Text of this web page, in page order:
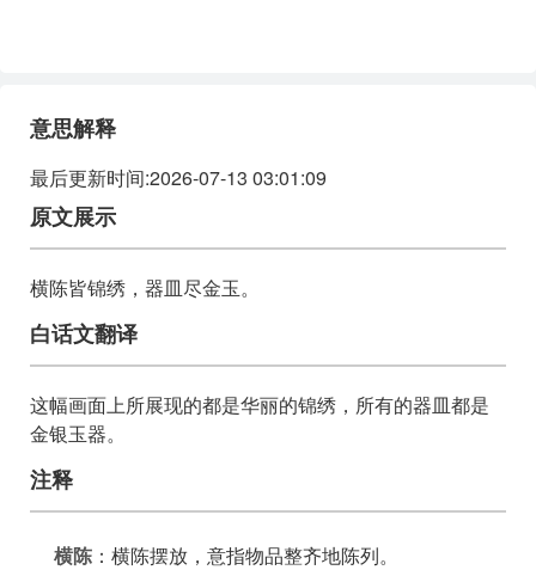
意思解释
最后更新时间:2026-07-13 03:01:09
原文展示
横陈皆锦绣，器皿尽金玉。
白话文翻译
这幅画面上所展现的都是华丽的锦绣，所有的器皿都是
金银玉器。
注释
横陈 ：横陈摆放，意指物品整齐地陈列。